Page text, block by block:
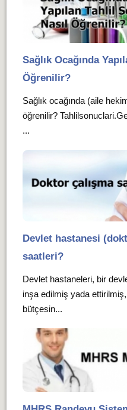
Sağlık Ocağında
Öğrenilir?
Sağlık ocağında (aile
öğrenilir?
...
Devlet hastanesi
saatleri?
Devlet hastaneleri, bir
inşa edilmiş yada
bütçesin...